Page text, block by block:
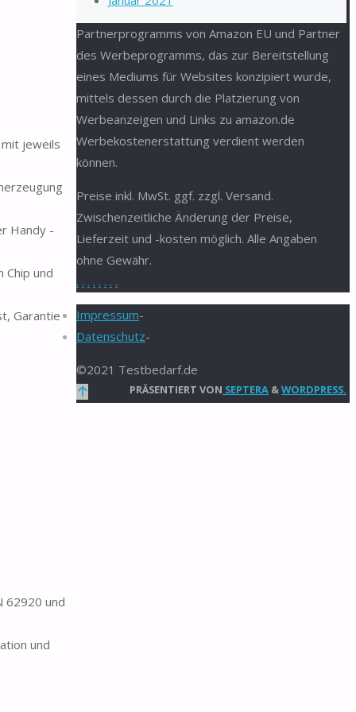
jeweils
Handy -
und
Garantie
62920 und
und
Partnerprogramms von Amazon EU und Partner
des Werbeprogramms, das zur Bereitstellung
eines Mediums für Websites konzipiert wurde,
mittels dessen durch die Platzierung von
Werbeanzeigen und Links zu amazon.de
Werbekostenerstattung verdient werden
können.
Preise inkl. MwSt. ggf. zzgl. Versand.
Zwischenzeitliche Änderung der Preise,
Lieferzeit und -kosten möglich. Alle Angaben
ohne Gewähr.
. . . . . . . .
Impressum-
Datenschutz-
©2021 Testbedarf.de
PRÄSENTIERT VON SEPTERA &WORDPRESS.
Zurück